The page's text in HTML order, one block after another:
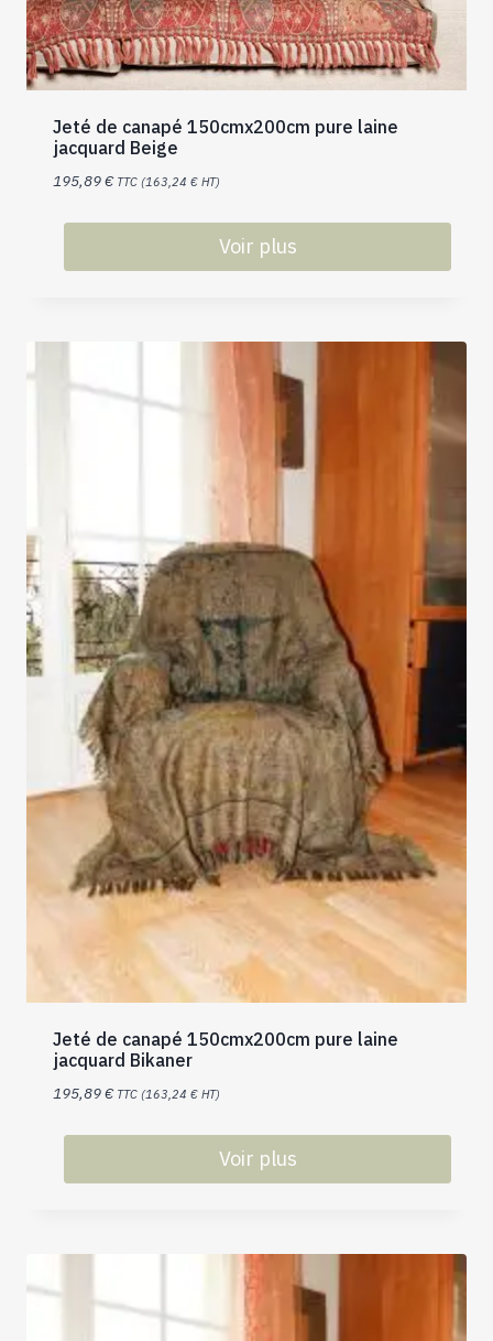
Jeté de canapé 150cmx200cm pure laine
jacquard Beige
195,89€ TTC (163,24 € HT)
Voir plus
Jeté de canapé 150cmx200cm pure laine
jacquard Bikaner
195,89€ TTC (163,24 € HT)
Voir plus